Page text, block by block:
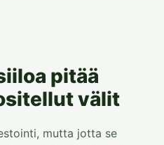
pitää
välit
mutta jotta se